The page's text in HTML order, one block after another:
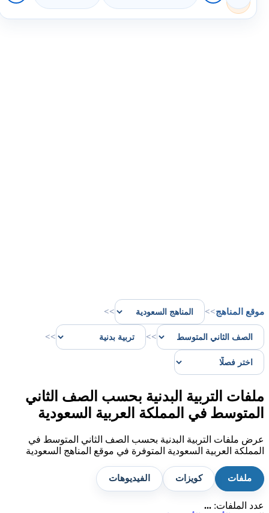
موقع المناهج>>
>>
>>
>>
ملفات التربية البدنية بحسب الصف الثاني
المتوسط في المملكة العربية السعودية
عرض ملفات التربية البدنية بحسب الصف الثاني المتوسط في
المملكة العربية السعودية المتوفرة في موقع المناهج السعودية
ملفات كويزات الفيديوهات
عدد الملفات: ...